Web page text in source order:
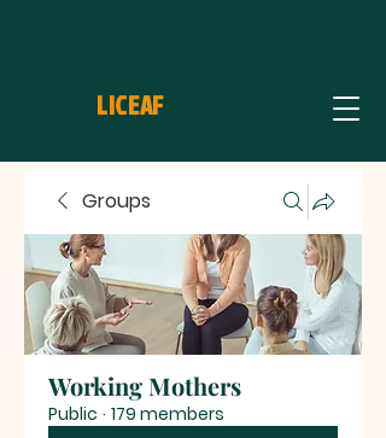
LICEAF
Groups
Working Mothers
Public · 179 members